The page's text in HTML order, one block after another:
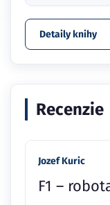
Detaily knihy
Recenzie
Jozef Kuric
F1 –